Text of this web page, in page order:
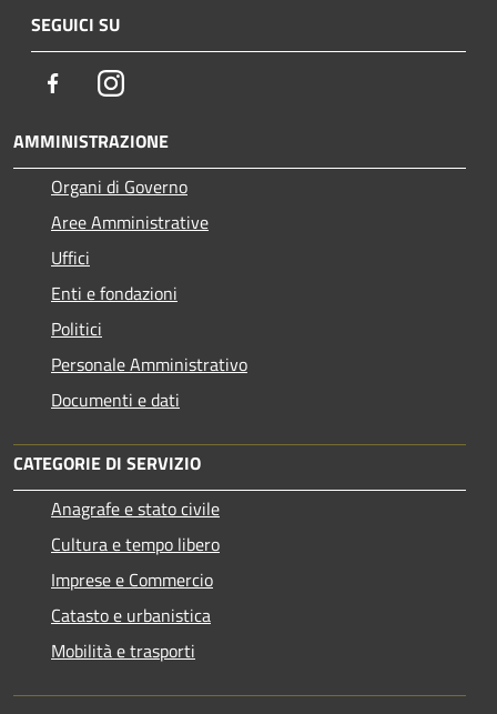
SEGUICI SU
FacebookInstagram
AMMINISTRAZIONE
Organi di Governo
Aree Amministrative
Uffici
Enti e fondazioni
Politici
Personale Amministrativo
Documenti e dati
CATEGORIE DI SERVIZIO
Anagrafe e stato civile
Cultura e tempo libero
Imprese e Commercio
Catasto e urbanistica
Mobilità e trasporti